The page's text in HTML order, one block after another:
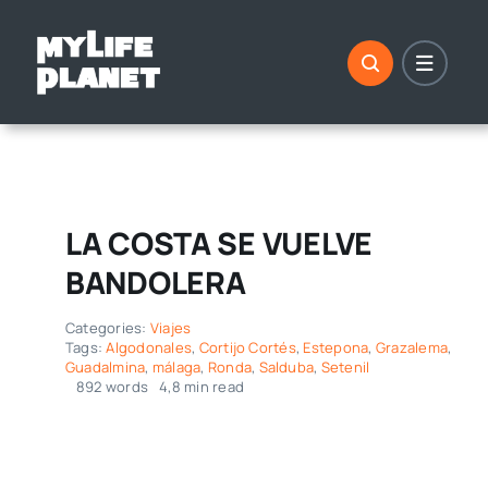
contenido
LA COSTA SE VUELVE
BANDOLERA
Categories: Viajes
Tags:Algodonales, Cortijo Cortés, Estepona, Grazalema,
Guadalmina, málaga, Ronda, Salduba, Setenil
892 words 4,8 min read